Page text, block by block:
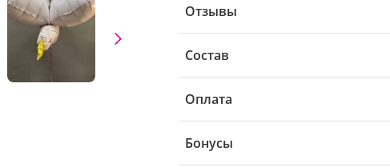
Отзывы
Состав
Оплата
Бонусы